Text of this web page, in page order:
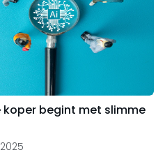
koper begint met slimme